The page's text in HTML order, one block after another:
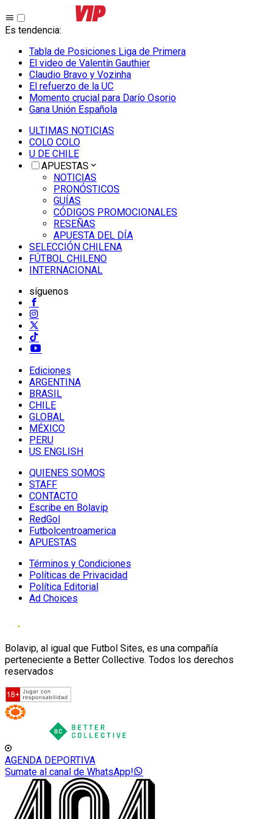
Es tendencia:
Tabla de Posiciones Liga de Primera
El video de Valentín Gauthier
Claudio Bravo y Vozinha
El refuerzo de la UC
Momento crucial para Darío Osorio
Gana Unión Española
ULTIMAS NOTICIAS
COLO COLO
U DE CHILE
APUESTAS
NOTICIAS
PRONÓSTICOS
GUÍAS
CÓDIGOS PROMOCIONALES
RESEÑAS
APUESTA DEL DÍA
SELECCIÓN CHILENA
FÚTBOL CHILENO
INTERNACIONAL
síguenos
Ediciones
ARGENTINA
BRASIL
CHILE
GLOBAL
MÉXICO
PERU
US ENGLISH
QUIENES SOMOS
STAFF
CONTACTO
Escribe en Bolavip
RedGol
Futbolcentroamerica
APUESTAS
Términos y Condiciones
Políticas de Privacidad
Política Editorial
Ad Choices
Bolavip, al igual que Futbol Sites, es una compañía
perteneciente a Better Collective. Todos los derechos
reservados
AGENDA DEPORTIVA
Sumate al canal de WhatsApp!